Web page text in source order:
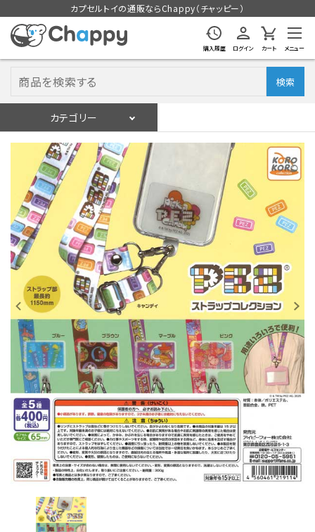
カプセルトイの通販ならChappy（チャッピー）
購入履歴 ログイン カート メニュー
検索
カテゴリー
ログイン
入荷スケジュールをチェック
カプセルトイマシン本体
カプセルトイ
販促用空カプセル
レンタル
景品・玩具・文具
販促用カプセルトイ